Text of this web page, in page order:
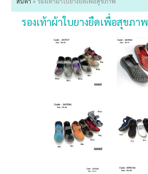
รองเท้าผ้าใบยางยืดเพื่อสุขภาพ